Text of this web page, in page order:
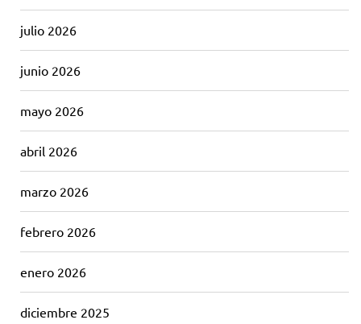
julio 2026
junio 2026
mayo 2026
abril 2026
marzo 2026
febrero 2026
enero 2026
diciembre 2025